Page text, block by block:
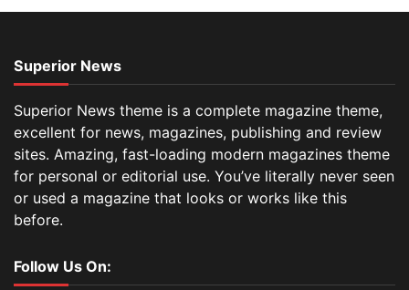
Superior News
Superior News theme is a complete magazine theme,
excellent for news, magazines, publishing and review
sites. Amazing, fast-loading modern magazines theme
for personal or editorial use. You’ve literally never seen
or used a magazine that looks or works like this
before.
Follow Us On: